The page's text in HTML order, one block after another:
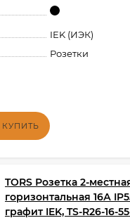
IEK (ИЭК)
Розетки
КУПИТЬ
TORS Розетка 2-
горизонтальная 16А
графит IEK, TS-R26-16-